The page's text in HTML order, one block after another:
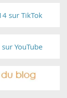
sur TikTok
YouTube